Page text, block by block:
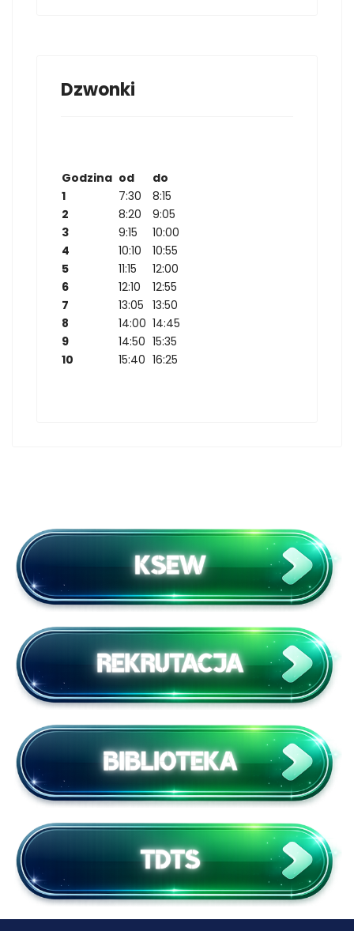
Dzwonki
Godzina od
do
1
7:30
8:15
2
8:20
9:05
3
9:15
10:00
4
10:10
10:55
5
11:15
12:00
6
12:10
12:55
7
13:05 13:50
8
14:00 14:45
9
14:50 15:35
10
15:40 16:25